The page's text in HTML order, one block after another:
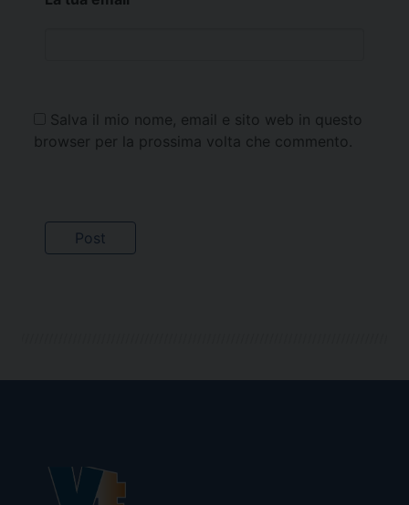
Salva il mio nome, email e sito web in questo
browser per la prossima volta che commento.